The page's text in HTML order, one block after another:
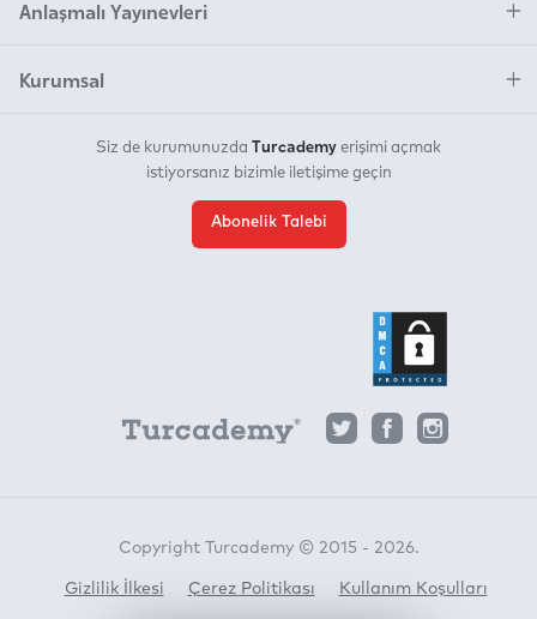
Anlaşmalı Yayınevleri
Kurumsal
Siz de kurumunuzda Turcademy erişimi açmak
istiyorsanız bizimle iletişime geçin
Abonelik Talebi
Copyright Turcademy © 2015 - 2026.
Gizlilik İlkesi Çerez Politikası Kullanım Koşulları